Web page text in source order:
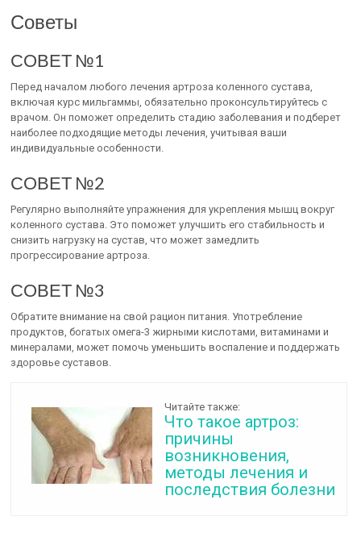
Советы
СОВЕТ №1
Перед началом любого лечения артроза коленного сустава,
включая курс мильгаммы, обязательно проконсультируйтесь с
врачом. Он поможет определить стадию заболевания и подберет
наиболее подходящие методы лечения, учитывая ваши
индивидуальные особенности.
СОВЕТ №2
Регулярно выполняйте упражнения для укрепления мышц вокруг
коленного сустава. Это поможет улучшить его стабильность и
снизить нагрузку на сустав, что может замедлить
прогрессирование артроза.
СОВЕТ №3
Обратите внимание на свой рацион питания. Употребление
продуктов, богатых омега-3 жирными кислотами, витаминами и
минералами, может помочь уменьшить воспаление и поддержать
здоровье суставов.
Читайте также:
Что такое артроз:
причины
возникновения,
методы лечения и
последствия болезни